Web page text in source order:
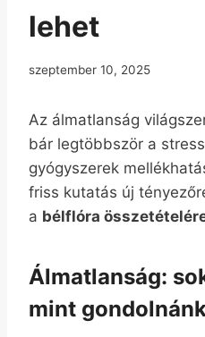
lehet
szeptember 10, 2025
Az álmatlanság
bár legtöbbször a
gyógyszerek
friss kutatás új
a bélflóra
Álmatlanság:
mint